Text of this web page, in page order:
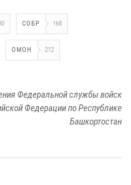
СОБР 168
ОМОН 212
Федеральной службы войск
Федерации по Республике
Башкортостан